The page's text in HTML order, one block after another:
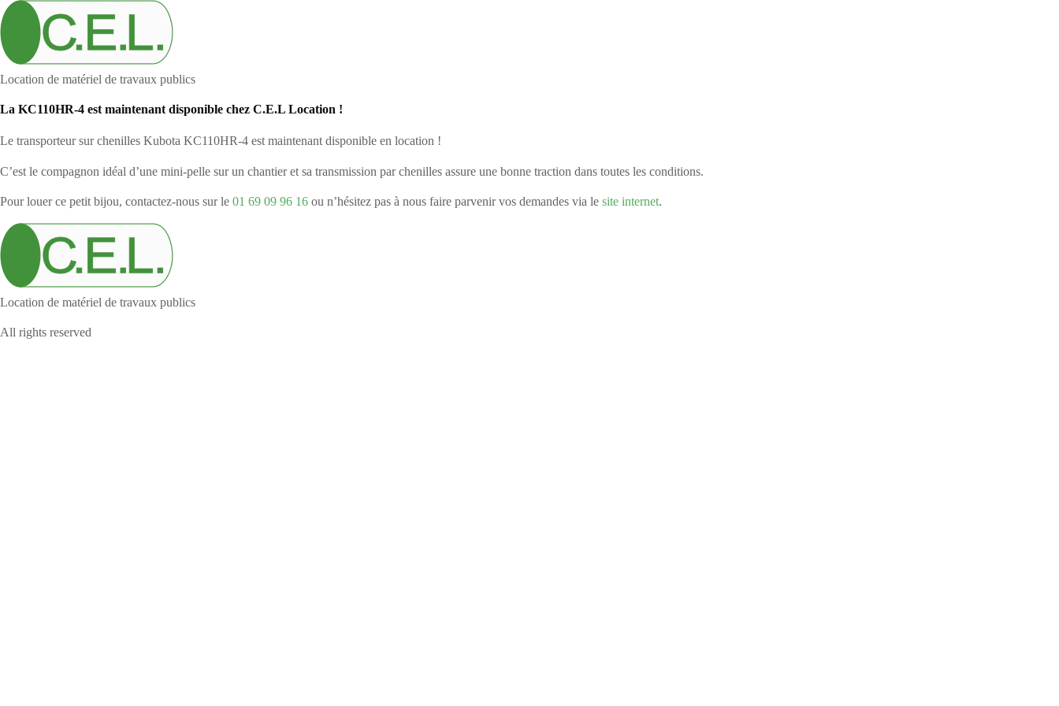
Location de matériel de travaux publics
La KC110HR-4 est maintenant disponible chez C.E.L Location !
Le transporteur sur chenilles Kubota KC110HR-4 est maintenant disponible en location !
C’est le compagnon idéal d’une mini-pelle sur un chantier et sa transmission par chenilles assure une bonne traction dans toutes les conditions.
Pour louer ce petit bijou, contactez-nous sur le 01 69 09 96 16 ou n’hésitez pas à nous faire parvenir vos demandes via le site internet.
Location de matériel de travaux publics
All rights reserved